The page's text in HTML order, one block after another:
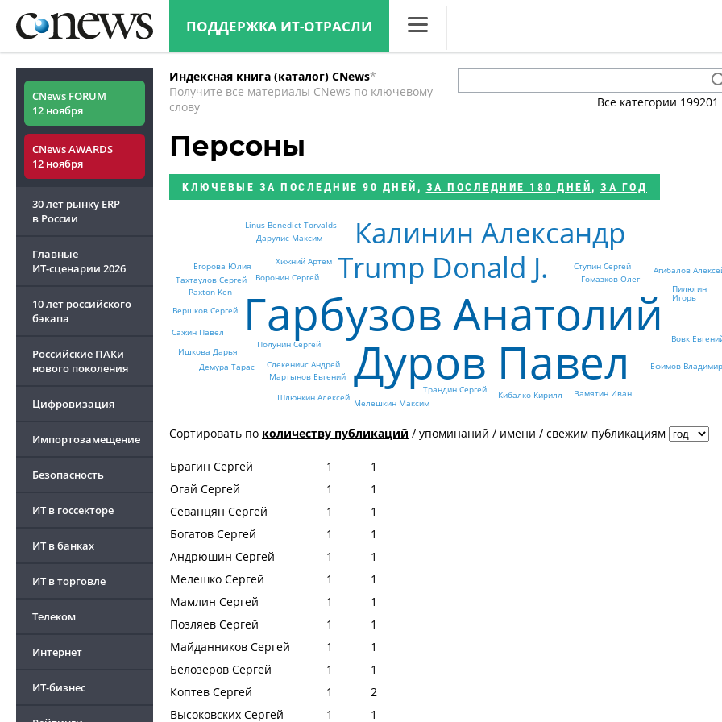
ПОДДЕРЖКА ИТ-ОТРАСЛИ
Аналитика
Техника
CNews FORUM
12 ноября
CNews AWARDS
12 ноября
30 лет рынку ERP
в России
Главные
ИТ-сценарии 2026
10 лет российского
бэкапа
Российские ПАКи
нового поколения
Цифровизация
Импортозамещение
Безопасность
ИТ в госсекторе
ИТ в банках
ИТ в торговле
Телеком
Интернет
ИТ-бизнес
Индексная книга (каталог) CNews*
Получите все материалы CNews по ключевому
слову
Все категории 199201
Персоны
КЛЮЧЕВЫЕ ЗА ПОСЛЕДНИЕ 90 ДНЕЙ , ЗА ПОСЛЕДНИЕ 180 ДНЕЙ, ЗА ГОД
Гарбузов Анатолий
Дуров Павел
Trump Donald J.
Калинин Александр
Ступин Сергей
Полунин Сергей
Слекеничс Андрей
Воронин Сергей
Вовк
Трандин Сергей
Хижний Артем
Пилюгин
Игорь
Агибалов
Гомазков Олег
Кибалко Кирилл
Мартынов Евгений
Шлюнкин Алексей
Сажин Павел
Тахтаулов Сергей
Вершков Сергей
Ефимов Владимир
Дарулис Максим
Linus Benedict Torvalds
Paxton Ken
Мелешкин Максим
Ишкова Дарья
Замятин Иван
Демура Тарас
Егорова Юлия
Сортировать по количеству публикаций / упоминаний / имени / свежим публикациям
Брагин Сергей 1
1
Огай Сергей
1
1
Севанцян Сергей
1
1
Богатов Сергей
1
1
Андрюшин Сергей
1
1
Мелешко Сергей
1
1
Мамлин Сергей
1
1
Позляев Сергей
1
1
Майданников Сергей
1
1
Белозеров Сергей
1
1
Коптев Сергей
1
2
Высоковских Сергей
1
1